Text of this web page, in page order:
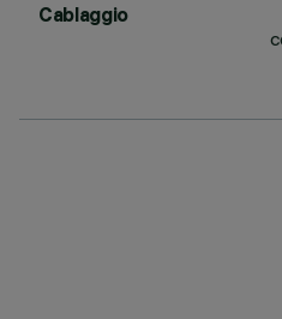
Cablaggio